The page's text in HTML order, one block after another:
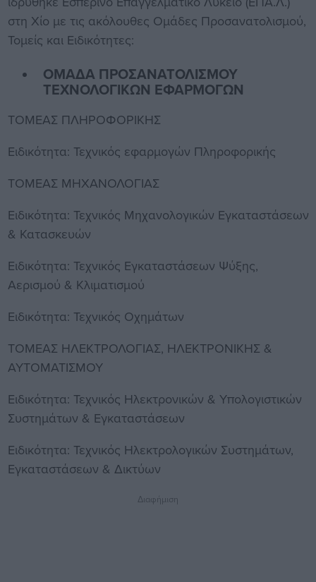
στη Χίο με τις ακόλουθες Ομάδες Προσανατολισμού,
Τομείς και Ειδικότητες:
ΟΜΑΔΑ ΠΡΟΣΑΝΑΤΟΛΙΣΜΟΥ
ΤΕΧΝΟΛΟΓΙΚΩΝ ΕΦΑΡΜΟΓΩΝ
ΤΟΜΕΑΣ ΠΛΗΡΟΦΟΡΙΚΗΣ
Ειδικότητα: Τεχνικός εφαρμογών Πληροφορικής
ΤΟΜΕΑΣ ΜΗΧΑΝΟΛΟΓΙΑΣ
Ειδικότητα: Τεχνικός Μηχανολογικών Εγκαταστάσεων
& Κατασκευών
Ειδικότητα: Τεχνικός Εγκαταστάσεων Ψύξης,
Αερισμού & Κλιματισμού
Ειδικότητα: Τεχνικός Οχημάτων
ΤΟΜΕΑΣ ΗΛΕΚΤΡΟΛΟΓΙΑΣ, ΗΛΕΚΤΡΟΝΙΚΗΣ &
ΑΥΤΟΜΑΤΙΣΜΟΥ
Ειδικότητα: Τεχνικός Ηλεκτρονικών & Υπολογιστικών
Συστημάτων & Εγκαταστάσεων
Ειδικότητα: Τεχνικός Ηλεκτρολογικών Συστημάτων,
Εγκαταστάσεων & Δικτύων
Διαφήμιση